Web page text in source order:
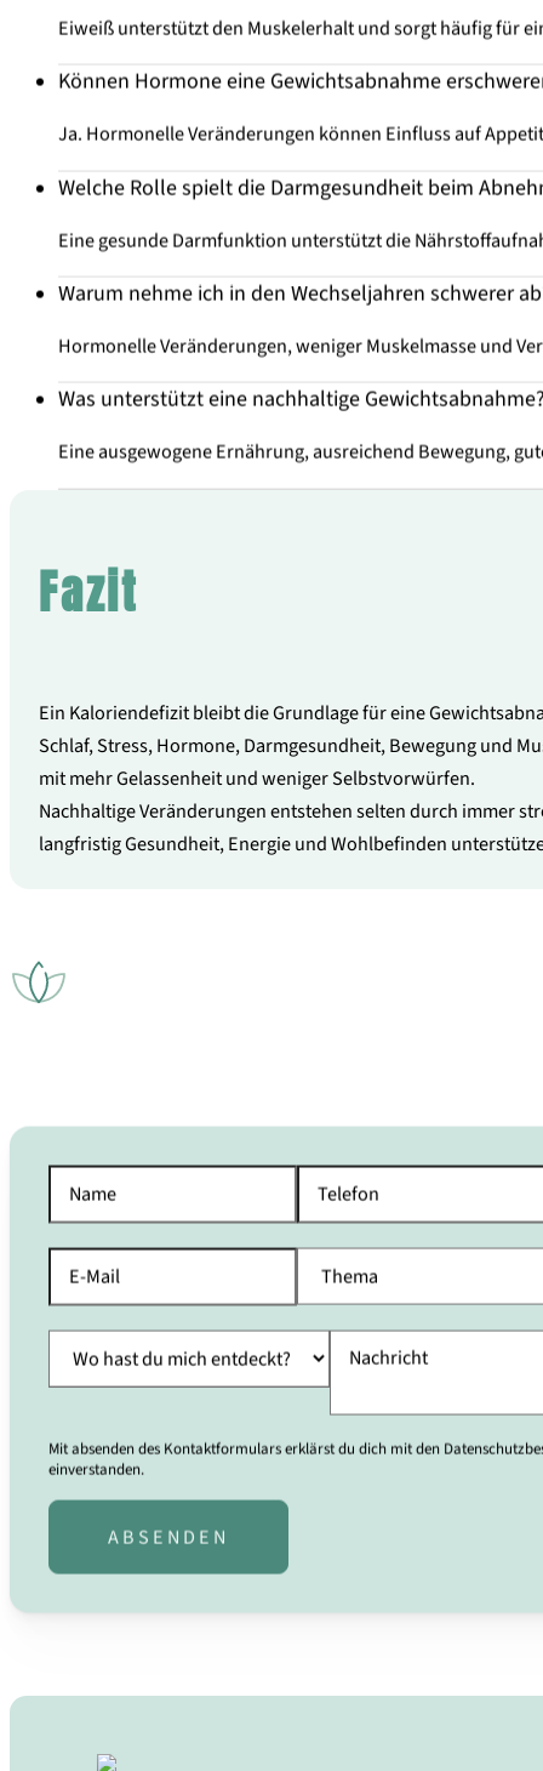
Eiweiß unterstützt den Muskelerhalt und sorgt häufig für
Können Hormone eine Gewichtsabnahme
Ja. Hormonelle Veränderungen können Einfluss auf
Welche Rolle spielt die Darmgesundheit beim
Eine gesunde Darmfunktion unterstützt die
Warum nehme ich in den Wechseljahren schwerer
Hormonelle Veränderungen, weniger Muskelmasse und
Was unterstützt eine nachhaltige
Eine ausgewogene Ernährung, ausreichend Bewegung,
Fazit
Ein Kaloriendefizit bleibt die Grundlage für eine
Schlaf, Stress, Hormone, Darmgesundheit, Bewegung und
mit mehr Gelassenheit und weniger Selbstvorwürfen.
Nachhaltige Veränderungen entstehen selten durch immer
langfristig Gesundheit, Energie und Wohlbefinden
Mit absenden des Kontaktformulars erklärst du dich mit den
einverstanden.
ABSENDEN